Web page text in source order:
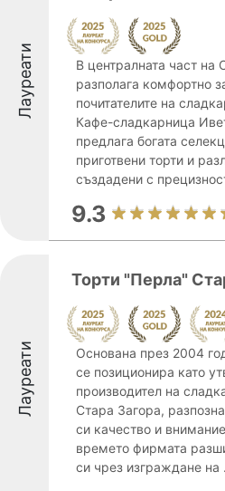
Лауреати
В централната част на
разполага комфортно
почитателите на
Кафе-сладкарница
предлага богата
приготвени торти и
създадени с
9.3
Лауреати
Торти "Перла"
Основана през 2004
се позиционира като
производител на
Стара Загора,
си качество и
времето фирмата
си чрез изграждане на